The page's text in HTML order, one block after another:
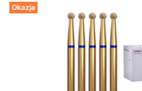
Okazja